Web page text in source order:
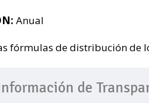
Anual
fórmulas de distribución de
de